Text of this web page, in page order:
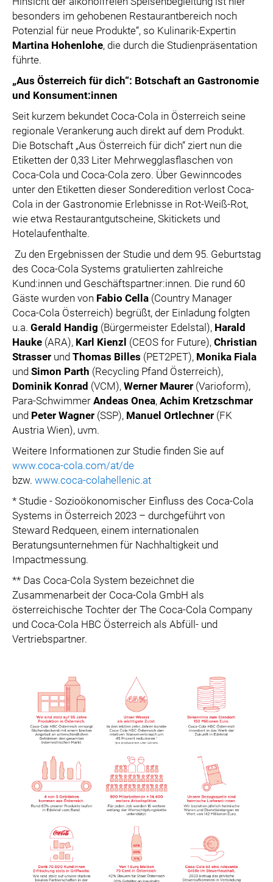
besonders im gehobenen Restaurantbereich noch
Potenzial für neue Produkte“, so Kulinarik-Expertin
Martina Hohenlohe, die durch die Studienpräsentation
führte.
„Aus Österreich für dich“: Botschaft an Gastronomie
und Konsument:innen
Seit kurzem bekundet Coca-Cola in Österreich seine
regionale Verankerung auch direkt auf dem Produkt.
Die Botschaft „Aus Österreich für dich“ ziert nun die
Etiketten der 0,33 Liter Mehrwegglasflaschen von
Coca-Cola und Coca-Cola zero. Über Gewinncodes
unter den Etiketten dieser Sonderedition verlost Coca-
Cola in der Gastronomie Erlebnisse in Rot-Weiß-Rot,
wie etwa Restaurantgutscheine, Skitickets und
Hotelaufenthalte.
Zu den Ergebnissen der Studie und dem 95. Geburtstag
des Coca-Cola Systems gratulierten zahlreiche
Kund:innen und Geschäftspartner:innen. Die rund 60
Gäste wurden von Fabio Cella (Country Manager
Coca-Cola Österreich) begrüßt, der Einladung folgten
u.a. Gerald Handig (Bürgermeister Edelstal), Harald
Hauke (ARA), Karl Kienzl (CEOS for Future), Christian
Strasser und Thomas Billes (PET2PET), Monika Fiala
und Simon Parth (Recycling Pfand Österreich),
Dominik Konrad (VCM), Werner Maurer (Varioform),
Para-Schwimmer Andeas Onea, Achim Kretzschmar
und Peter Wagner (SSP), Manuel Ortlechner (FK
Austria Wien), uvm.
Weitere Informationen zur Studie finden Sie auf
www.coca-cola.com/at/de
bzw. www.coca-colahellenic.at
* Studie - Sozioökonomischer Einfluss des Coca-Cola
Systems in Österreich 2023 – durchgeführt von
Steward Redqueen, einem internationalen
Beratungsunternehmen für Nachhaltigkeit und
Impactmessung.
** Das Coca-Cola System bezeichnet die
Zusammenarbeit der Coca-Cola GmbH als
österreichische Tochter der The Coca-Cola Company
und Coca-Cola HBC Österreich als Abfüll- und
Vertriebspartner.